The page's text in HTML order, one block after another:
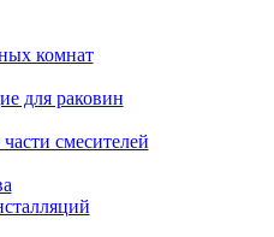
комнат
для раковин
смесителей